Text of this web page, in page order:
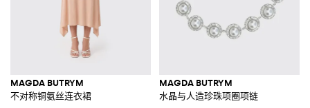
MAGDA BUTRYM
不对称铜氨丝连衣裙
MAGDA BUTRYM
水晶与人造珍珠项圈项链